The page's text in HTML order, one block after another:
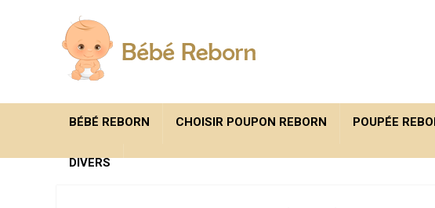
BÉBÉ REBORN CHOISIR POUPON REBORN POUPÉE
DIVERS